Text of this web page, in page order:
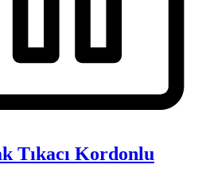
Tıkacı Kordonlu